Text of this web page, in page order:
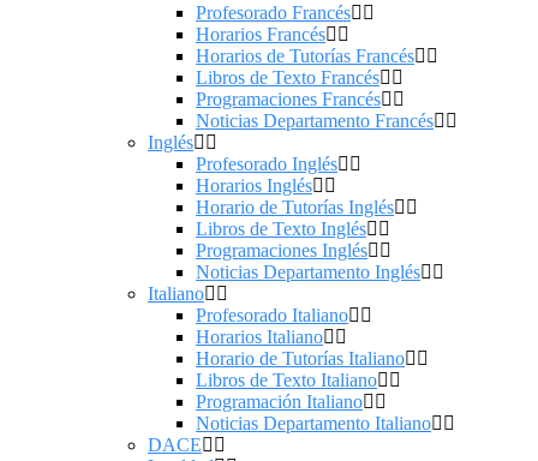
Profesorado Francés
Horarios Francés
Horarios de Tutorías Francés
Libros de Texto Francés
Programaciones Francés
Noticias Departamento Francés
Inglés
Profesorado Inglés
Horarios Inglés
Horario de Tutorías Inglés
Libros de Texto Inglés
Programaciones Inglés
Noticias Departamento Inglés
Italiano
Profesorado Italiano
Horarios Italiano
Horario de Tutorías Italiano
Libros de Texto Italiano
Programación Italiano
Noticias Departamento Italiano
DACE